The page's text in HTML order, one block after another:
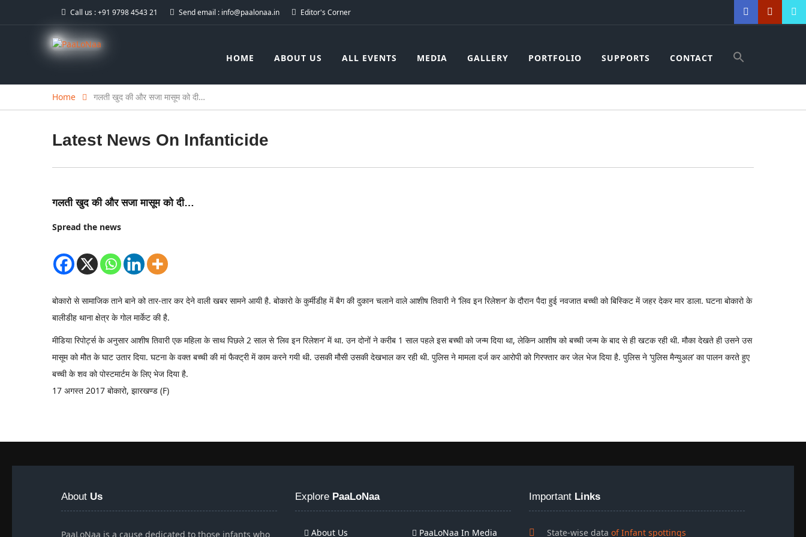
Call us :+91 9798 4543 21 Send email : info@paalonaa.in Editor's Corner
HOME ABOUT US ALL EVENTS MEDIA GALLERY PORTFOLIO SUPPORTS CONTACT
Home गलती खुद की और सजा मासूम को दी…
Latest News On Infanticide
गलती खुद की और सजा मासूम को दी…
Spread the news
बोकारो से सामाजिक ताने बाने को तार-तार कर देने वाली खबर सामने आयी है. बोकारो के कुर्मीडीह में बैग की दुकान चलाने वाले आशीष तिवारी ने ‘लिव इन रिलेशन’ के दौरान पैदा हुई नवजात बच्ची को बिस्किट में जहर देकर मार डाला. घटना बोकारो के
बालीडीह थाना क्षेत्र के गोल मार्केट की है.
मीडिया रिपोर्ट्स के अनुसार आशीष तिवारी एक महिला के साथ पिछले 2 साल से ‘लिव इन रिलेशन’ में था. उन दोनों ने करीब 1 साल पहले इस बच्ची को जन्म दिया था, लेकिन आशीष को बच्ची जन्म के बाद से ही खटक रही थी. मौका देखते ही उसने उस
मासूम को मौत के घाट उतार दिया. घटना के वक्त बच्ची की मां फैक्ट्री में काम करने गयी थी. उसकी मौसी उसकी देखभाल कर रही थी. पुलिस ने मामला दर्ज कर आरोपी को गिरफ्तार कर जेल भेज दिया है. पुलिस ने ‘पुलिस मैन्युअल’ का पालन करते हुए
बच्ची के शव को पोस्टमार्टम के लिए भेज दिया है.
17 अगस्त 2017 बोकारो, झारखण्ड (F)
About Us
PaaLoNaa is a cause dedicated to those infants who
Explore PaaLoNaa
About Us PaaLoNaa In Media
Important Links
State-wise data of Infant spottings